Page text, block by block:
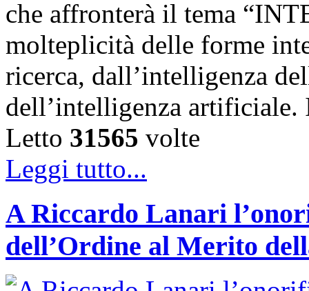
che affronterà il tema
molteplicità delle forme
ricerca, dall’intelligenza
dell’intelligenza
Letto 31565 volte
Leggi tutto...
A Riccardo Lanari
dell’Ordine al Merito